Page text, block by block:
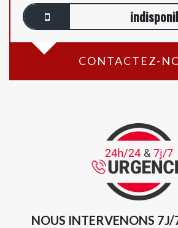
CONTACTEZ-
NOUS INTERVENONS